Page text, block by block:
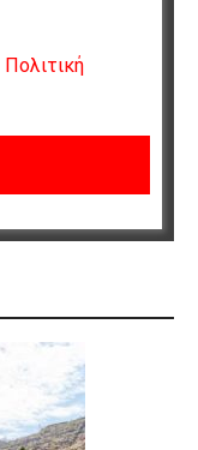
Πολιτική